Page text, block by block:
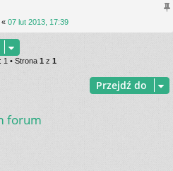
ę
« 07 lut 2013, 17:39
1 • Strona 1 z 1
Przejdź do
forum